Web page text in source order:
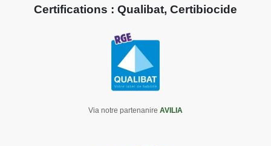
Certifications : Qualibat, Certibiocide
Via notre partenanire AVILIA